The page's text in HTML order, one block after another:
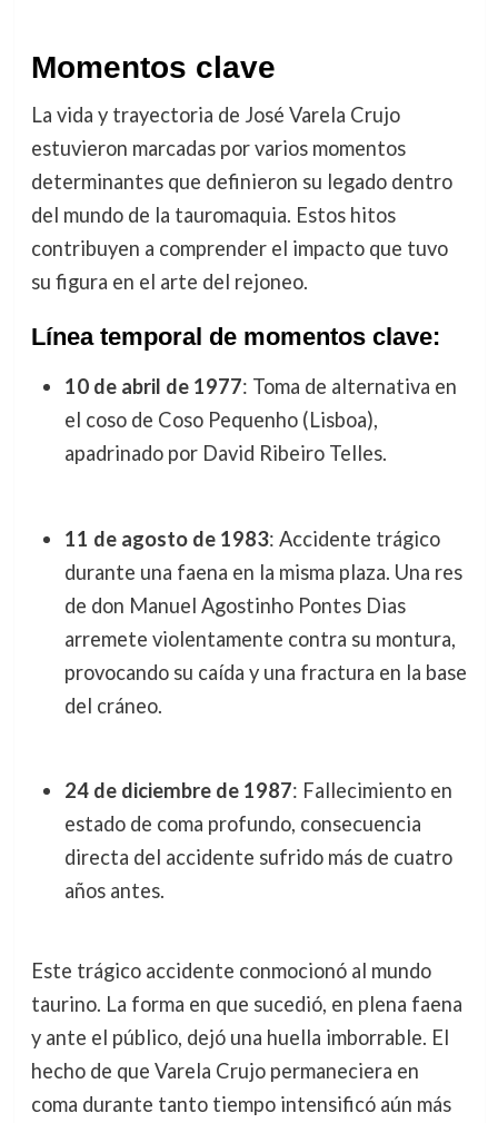
Momentos clave
La vida y trayectoria de José Varela Crujo
estuvieron marcadas por varios momentos
determinantes que definieron su legado dentro
del mundo de la tauromaquia. Estos hitos
contribuyen a comprender el impacto que tuvo
su figura en el arte del rejoneo.
Línea temporal de momentos clave:
10 de abril de 1977: Toma de alternativa en
el coso de Coso Pequenho (Lisboa),
apadrinado por David Ribeiro Telles.
11 de agosto de 1983: Accidente trágico
durante una faena en la misma plaza. Una res
de don Manuel Agostinho Pontes Dias
arremete violentamente contra su montura,
provocando su caída y una fractura en la base
del cráneo.
24 de diciembre de 1987: Fallecimiento en
estado de coma profundo, consecuencia
directa del accidente sufrido más de cuatro
años antes.
Este trágico accidente conmocionó al mundo
taurino. La forma en que sucedió, en plena faena
y ante el público, dejó una huella imborrable. El
hecho de que Varela Crujo permaneciera en
coma durante tanto tiempo intensificó aún más